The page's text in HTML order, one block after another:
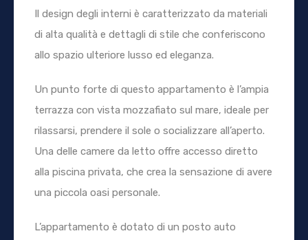
Il design degli interni è caratterizzato da materiali
di alta qualità e dettagli di stile che conferiscono
allo spazio ulteriore lusso ed eleganza.
Un punto forte di questo appartamento è l’ampia
terrazza con vista mozzafiato sul mare, ideale per
rilassarsi, prendere il sole o socializzare all’aperto.
Una delle camere da letto offre accesso diretto
alla piscina privata, che crea la sensazione di avere
una piccola oasi personale.
L’appartamento è dotato di un posto auto